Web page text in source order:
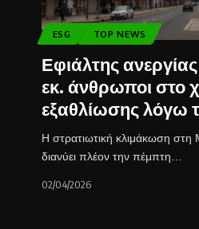
ESG TOP NEWS
Εφιάλτης
εκ. άνθρωποι στο
εξαθλίωσης λόγω
Η στρατιωτική κλιμάκωση
διανύει πλέον την πέμπτη…
02/04/2026